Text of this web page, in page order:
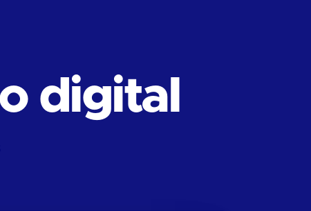
digital